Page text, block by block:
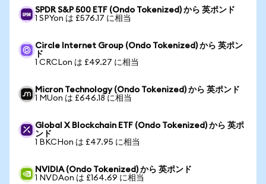
SPDR S&P 500 ETF (Ondo Tokenized) から 英ポンド
1 SPYon は £576.17 に相当
Circle Internet Group (Ondo Tokenized) から 英ポン
ド
1 CRCLon は £49.27 に相当
Micron Technology (Ondo Tokenized) から 英ポンド
1 MUon は £646.18 に相当
Global X Blockchain ETF (Ondo Tokenized) から 英ポ
ンド
1 BKCHon は £47.95 に相当
NVIDIA (Ondo Tokenized) から 英ポンド
1 NVDAon は £164.69 に相当